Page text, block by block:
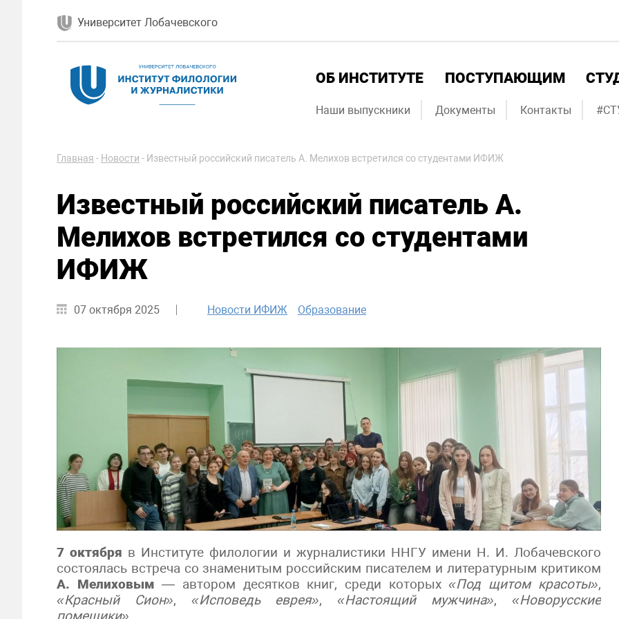
Университет Лобачевского
ОБ ИНСТИТУТЕ ПОСТУПАЮЩИМ
Наши выпускники Документы Контакты
Главная - Новости - Известный российский писатель А. Мелихов встретился со студентами ИФИЖ
Известный российский писатель А.
Мелихов встретился со студентами
ИФИЖ
07 октября 2025 Новости ИФИЖ Образование
7 октября в Институте филологии и журналистики ННГУ имени Н. И. Лобачевского
состоялась встреча со знаменитым российским писателем и литературным критиком
А. Мелиховым— автором десятков книг, среди которых«Под щитом красоты»,
«Красный Сион», «Исповедь еврея»,«Настоящий мужчина», «Новорусские
помещики»